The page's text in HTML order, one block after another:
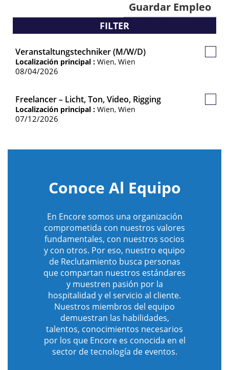
Guardar Empleo
FILTER
Veranstaltungstechniker (m/w/d)
Localización principal : Wien, Wien
08/04/2026
Freelancer – Licht, Ton, Video, Rigging
Localización principal : Wien, Wien
07/12/2026
Conoce Al Equipo
En Encore somos una organización
comprometida con nuestros valores
fundamentales, con nuestros socios
y con otros. Por eso, nuestro equipo
de Reclutamiento busca personas
que compartan nuestros estándares
y muestren pasión por la
hospitalidad y el servicio al cliente.
Nuestros miembros del equipo
demuestran las habilidades,
talentos, conocimientos necesarios
por los que Encore es conocida en el
sector de tecnología de eventos.